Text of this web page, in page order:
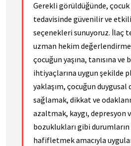
Gerekli görüldüğünde,
tedavisinde güvenilir ve
seçenekleri sunuyoruz. İlaç
uzman hekim
çocuğun yaşına, tanısına ve
ihtiyaçlarına uygun şekilde
yaklaşım, çocuğun duygusal
sağlamak, dikkat ve
azaltmak, kaygı, depresyon
bozuklukları gibi
hafifletmek amacıyla